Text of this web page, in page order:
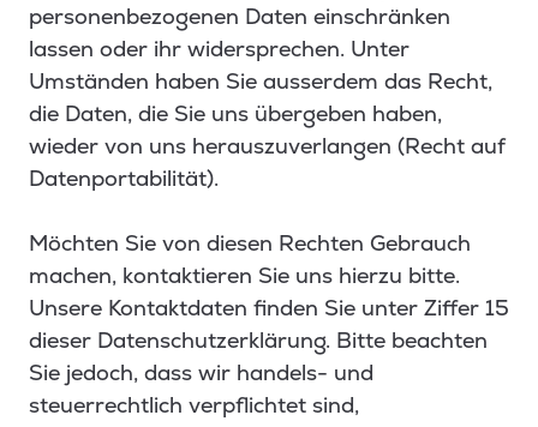
personenbezogenen Daten einschränken
lassen oder ihr widersprechen. Unter
Umständen haben Sie ausserdem das Recht,
die Daten, die Sie uns übergeben haben,
wieder von uns herauszuverlangen (Recht auf
Datenportabilität).
Möchten Sie von diesen Rechten Gebrauch
machen, kontaktieren Sie uns hierzu bitte.
Unsere Kontaktdaten finden Sie unter Ziffer 15
dieser Datenschutzerklärung. Bitte beachten
Sie jedoch, dass wir handels- und
steuerrechtlich verpflichtet sind,